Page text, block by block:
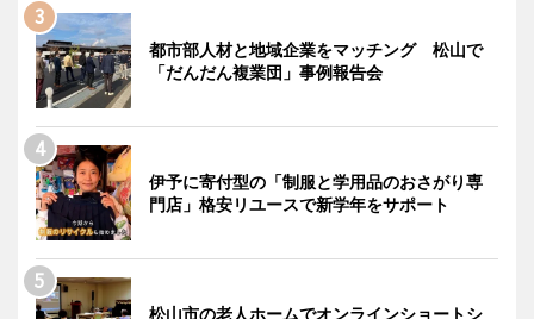
都市部人材と地域企業をマッチング 松山で
「だんだん複業団」事例報告会
伊予に寄付型の「制服と学用品のおさがり専
門店」格安リユースで新学年をサポート
松山市の老人ホームでオンラインショートシ